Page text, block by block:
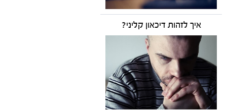
איך לזהות דיכאון קליני?